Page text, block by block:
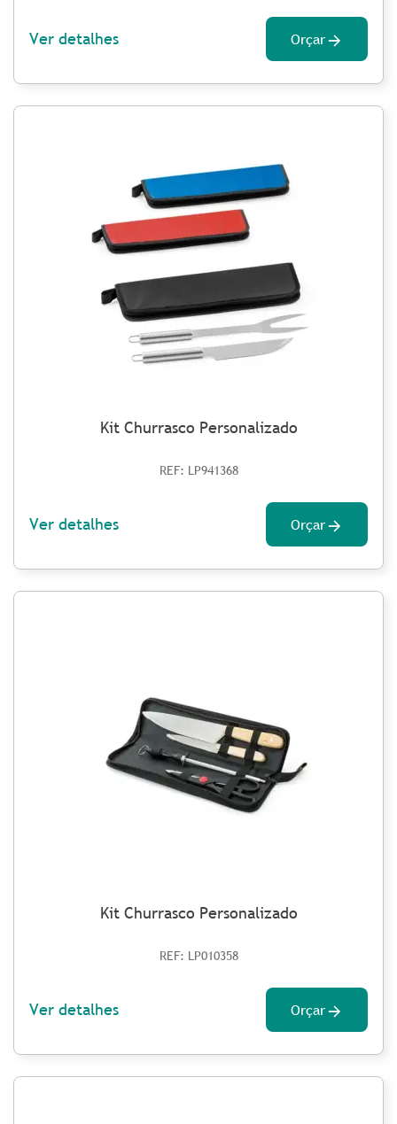
Ver detalhes Orçar
Kit Churrasco Personalizado
REF: LP941368
Ver detalhes Orçar
Kit Churrasco Personalizado
REF: LP010358
Ver detalhes Orçar